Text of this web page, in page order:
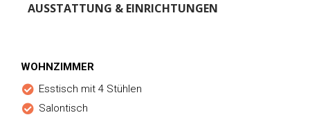
AUSSTATTUNG & EINRICHTUNGEN
WOHNZIMMER
Esstisch mit 4 Stühlen
Salontisch